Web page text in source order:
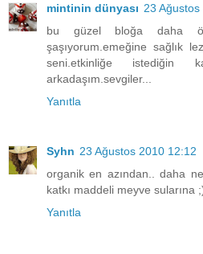
mintinin dünyası 23
bu güzel bloğa daha
şaşıyorum.emeğine sağlık
seni.etkinliğe istediğin
arkadaşım.sevgiler...
Yanıtla
Syhn 23 Ağustos 2010 12:12
organik en azından.. daha
katkı maddeli meyve sularına
Yanıtla